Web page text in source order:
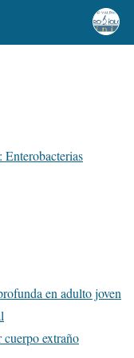
Enterobacterias
en adulto joven
extraño